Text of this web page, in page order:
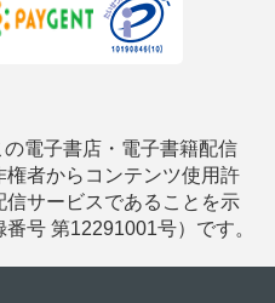
電子書店・電子書籍配信
権者からコンテンツ使用許
信サービスであることを示
号 第12291001号）です。